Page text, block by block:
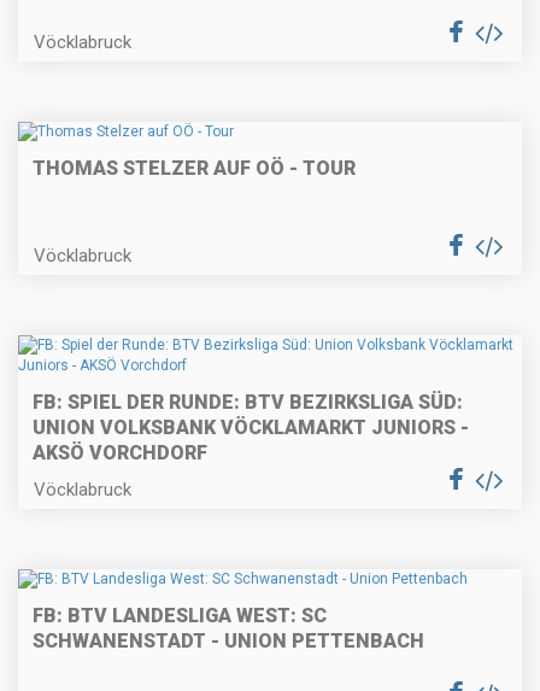
Vöcklabruck
THOMAS STELZER AUF OÖ - TOUR
Vöcklabruck
FB: SPIEL DER RUNDE: BTV BEZIRKSLIGA SÜD:
UNION VOLKSBANK VÖCKLAMARKT JUNIORS -
AKSÖ VORCHDORF
Vöcklabruck
FB: BTV LANDESLIGA WEST: SC
SCHWANENSTADT - UNION PETTENBACH